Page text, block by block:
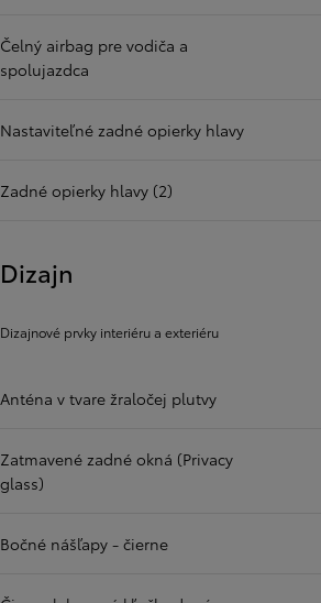
Čelný airbag pre vodiča a
spolujazdca
Nastaviteľné zadné opierky hlavy
Zadné opierky hlavy (2)
Dizajn
Dizajnové prvky interiéru a exteriéru
Anténa v tvare žraločej plutvy
Zatmavené zadné okná (Privacy
glass)
Bočné nášľapy - čierne